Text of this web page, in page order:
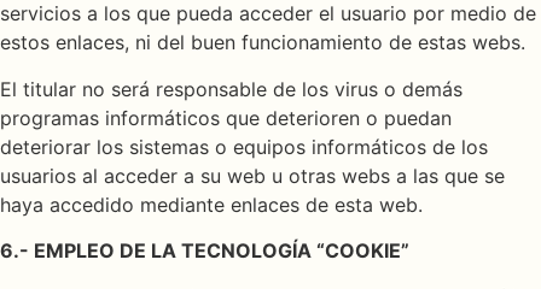
servicios a los que pueda acceder el usuario por medio de
estos enlaces, ni del buen funcionamiento de estas webs.
El titular no será responsable de los virus o demás
programas informáticos que deterioren o puedan
deteriorar los sistemas o equipos informáticos de los
usuarios al acceder a su web u otras webs a las que se
haya accedido mediante enlaces de esta web.
6.- EMPLEO DE LA TECNOLOGÍA “COOKIE”